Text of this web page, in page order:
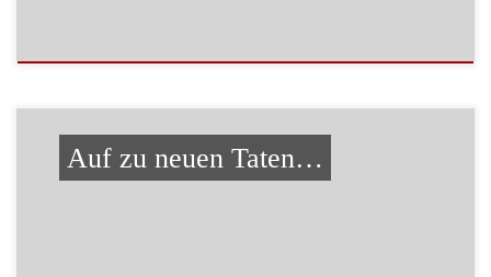
Auf zu neuen Taten…